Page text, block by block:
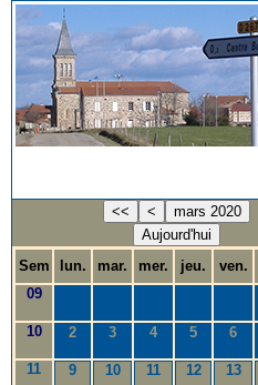
<< <
mars 2020
Aujourd'hui
Sem
lun. mar. mer. jeu. ven.
09
10 2 3 4 5 6
11 9 10 11 12 13